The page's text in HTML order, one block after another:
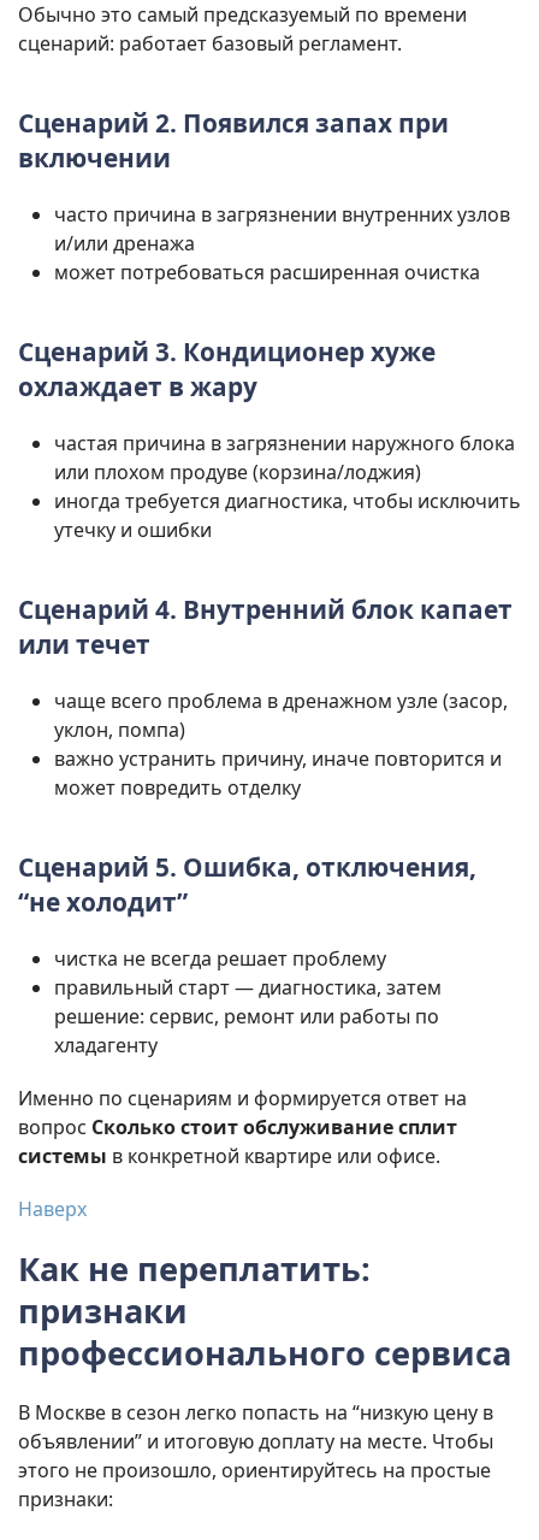
Обычно это самый предсказуемый по времени
сценарий: работает базовый регламент.
Сценарий 2. Появился запах при
включении
часто причина в загрязнении внутренних узлов
и/или дренажа
может потребоваться расширенная очистка
Сценарий 3. Кондиционер хуже
охлаждает в жару
частая причина в загрязнении наружного блока
или плохом продуве (корзина/лоджия)
иногда требуется диагностика, чтобы исключить
утечку и ошибки
Сценарий 4. Внутренний блок капает
или течет
чаще всего проблема в дренажном узле (засор,
уклон, помпа)
важно устранить причину, иначе повторится и
может повредить отделку
Сценарий 5. Ошибка, отключения,
“не холодит”
чистка не всегда решает проблему
правильный старт — диагностика, затем
решение: сервис, ремонт или работы по
хладагенту
Именно по сценариям и формируется ответ на
вопрос Сколько стоит обслуживание сплит
системы в конкретной квартире или офисе.
Наверх
Как не переплатить:
признаки
профессионального сервиса
В Москве в сезон легко попасть на “низкую цену в
объявлении” и итоговую доплату на месте. Чтобы
этого не произошло, ориентируйтесь на простые
признаки: